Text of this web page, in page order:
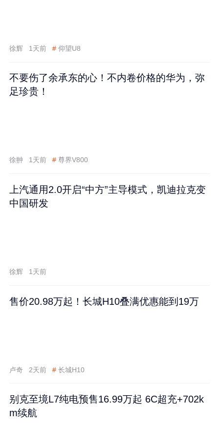
徐辉 1天前 # 仰望U8
不要伤了余承东的心！不内卷价格的华为，弥
足珍贵！
徐翀 1天前 # 尊界V800
上汽通用2.0开启“中方”主导模式，凯迪拉克变
中国研发
徐辉 1天前
售价20.98万起！长城H10叠满优惠能到19万
卢奇 2天前 # 长城H10
别克至境L7纯电预售16.99万起 6C超充+702k
m续航